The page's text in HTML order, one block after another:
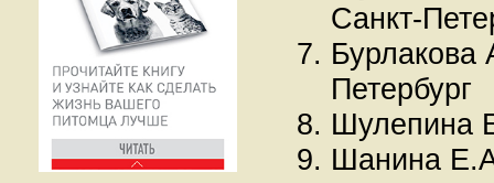
Санкт-
Петербург
Шулепина
Шанина